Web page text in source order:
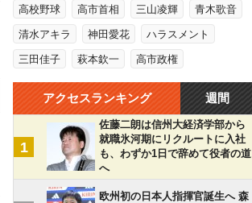
高校野球 高市首相 三山凌輝 青木歌音
清水アキラ 神田愛花 ハラスメント
三田佳子 萩本欽一 高市政権
アクセスランキング 週間
1
佐藤二朗は信州大経済学部から
就職氷河期にリクルートに入社
も、わずか1日で辞めて役者の道
へ
欧州初の日本人指揮官誕生へ 森